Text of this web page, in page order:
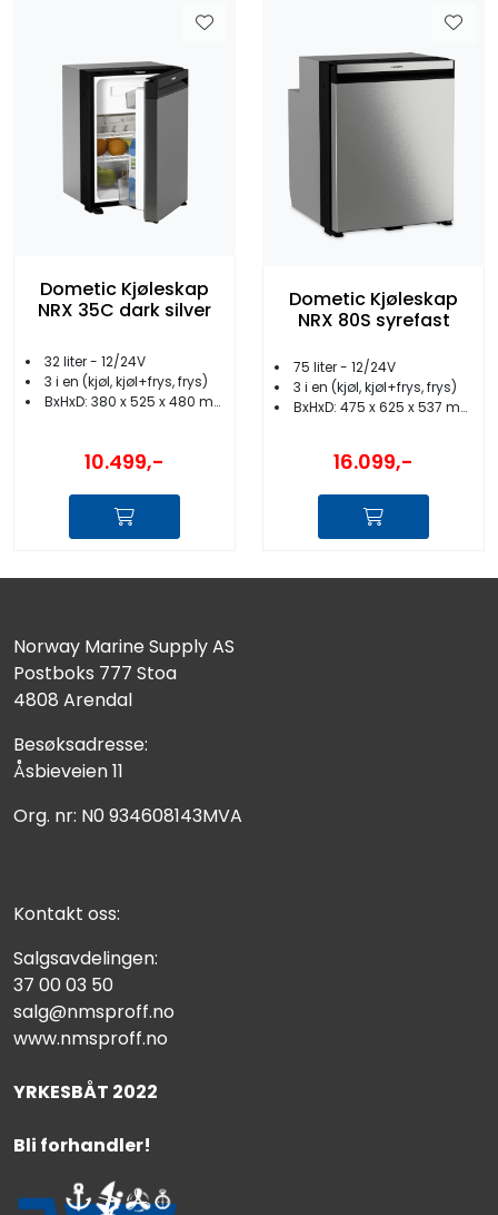
Dometic Kjøleskap
NRX 35C dark silver
32 liter - 12/24V
3 i en (kjøl, kjøl+frys, frys)
BxHxD: 380 x 525 x 480 mm
10.499,-
Dometic Kjøleskap
NRX 80S syrefast
75 liter - 12/24V
3 i en (kjøl, kjøl+frys, frys)
BxHxD: 475 x 625 x 537 mm
16.099,-
Norway Marine Supply AS
Postboks 777 Stoa
4808 Arendal
Besøksadresse:
Åsbieveien 11
Org. nr: N0 934608143MVA
Kontakt oss:
Salgsavdelingen:
37 00 03 50
salg@nmsproff.no
www.nmsproff.no
YRKESBÅT 2022
Bli forhandler!